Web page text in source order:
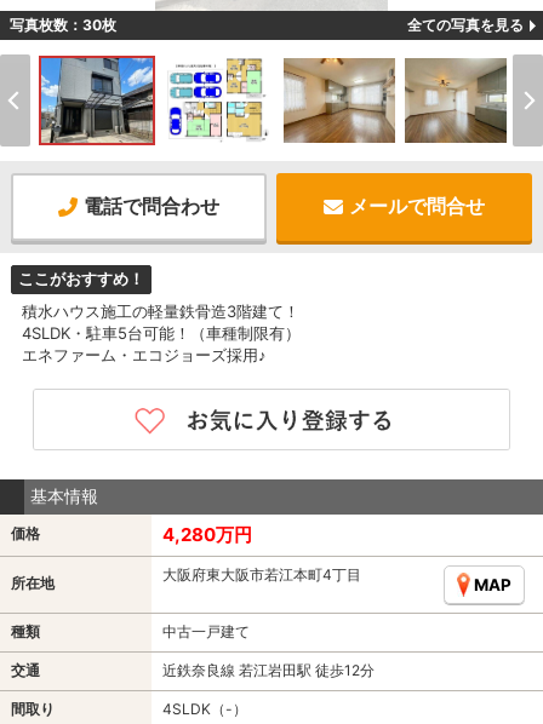
写真枚数：30枚 全ての写真を見る
電話で問合わせ メールで問合せ
ここがおすすめ！
積水ハウス施工の軽量鉄骨造3階建て！
4SLDK・駐車5台可能！（車種制限有）
エネファーム・エコジョーズ採用♪
基本情報
価格 4,280万円
所在地 大阪府東大阪市若江本町4丁目
MAP
種類 中古一戸建て
交通 近鉄奈良線 若江岩田駅 徒歩12分
間取り 4SLDK（-）